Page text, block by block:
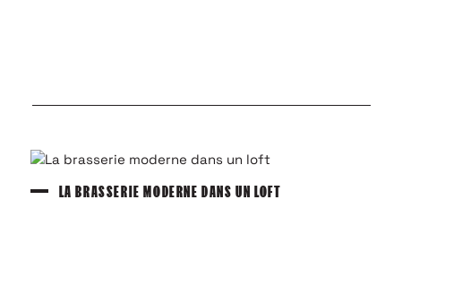
LA BRASSERIE MODERNE DANS UN LOFT